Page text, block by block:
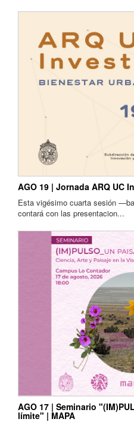
AGO 19 | Jornada ARQ UC
Esta vigésimo cuarta sesión
contará con las presentacion...
AGO 17 | Seminario
límite" | MAPA